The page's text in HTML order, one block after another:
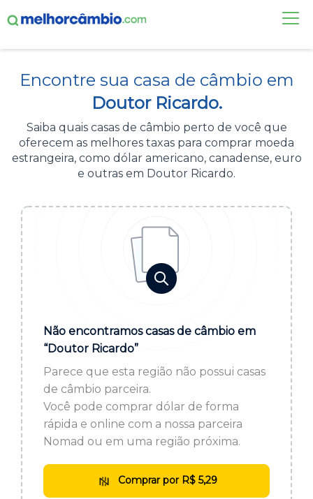
CASAS DE CÂMBIO
DÓLAR HOJE
ALERTA DE CÂMBIO
Acesse sua conta:
BROKER DE OFERTAS
ou cadastre-se se ainda não tem registro:
CADASTRE-SE
Encontre sua casa de câmbio em
Doutor Ricardo.
Saiba quais casas de câmbio perto de você que
oferecem as melhores taxas para comprar moeda
estrangeira, como dólar americano, canadense, euro
e outras em Doutor Ricardo.
Não encontramos casas de câmbio em
“Doutor Ricardo”
Parece que esta região não possui casas
de câmbio parceira.
Você pode comprar dólar de forma
rápida e online com a nossa parceira
Nomad ou em uma região próxima.
Comprar por R$ 5,29